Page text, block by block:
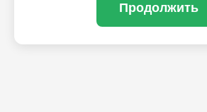
Продолжить